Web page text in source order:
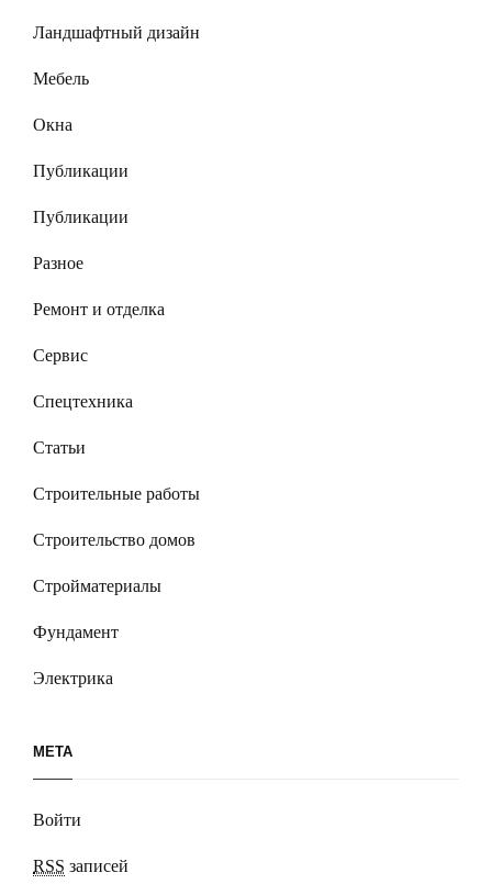
Ландшафтный дизайн
Мебель
Окна
Публикации
Публикации
Разное
Ремонт и отделка
Сервис
Спецтехника
Статьи
Строительные работы
Строительство домов
Стройматериалы
Фундамент
Электрика
МЕТА
Войти
RSS записей